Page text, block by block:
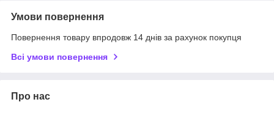
Умови повернення
Повернення товару впродовж 14 днів за рахунок покупця
Всі умови повернення
Про нас